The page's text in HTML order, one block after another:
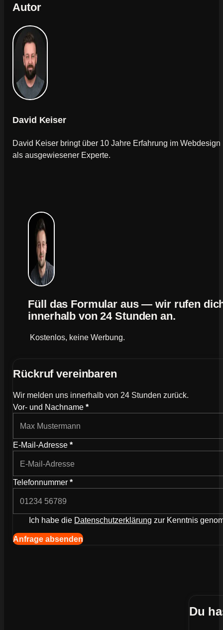
Autor
David Keiser
David Keiser bringt über 10 Jahre Erfahrung im
als ausgewiesener Experte.
Rückruf vereinbaren
Wir melden uns innerhalb von 24 Stunden zurück.
Wie können wir dich kontaktieren?
Vor- und Nachname *
E-Mail-Adresse *
Telefonnummer *
Ich habe die Datenschutzerklärung zur Kenntnis
Navigation (Kopie) (Kopieren) (Kopieren)
Anfrage absenden
Füll das Formular aus — wir rufen
innerhalb von 24 Stunden an.
Kostenlos, keine Werbung.
Du